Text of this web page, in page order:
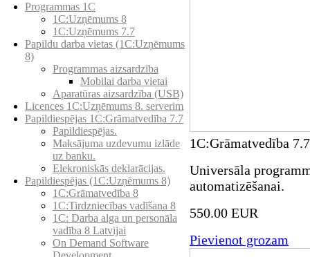
Programmas 1C
1C:Uzņēmums 8
1C:Uzņēmums 7.7
Papildu darba vietas (1C:Uzņēmums
8)
Programmas aizsardzība
Mobilai darba vietai
Aparatūras aizsardzība (USB)
Licences 1C:Uzņēmums 8. serverim
Papildiespējas 1C:Grāmatvedība 7.7
Papildiespējas.
Maksājuma uzdevumu izlāde
uz banku.
Elekroniskās deklarācijas.
Papildiespējas (1C:Uzņēmums 8)
1C:Grāmatvedība 8
1C:Tirdzniecības vadīšana 8
1С: Darba alga un personāla
vadība 8 Latvijai
On Demand Software
1C:Grāmatvedība
Universāla
automatizēšanai.
550.00 EUR
Pievienot grozam